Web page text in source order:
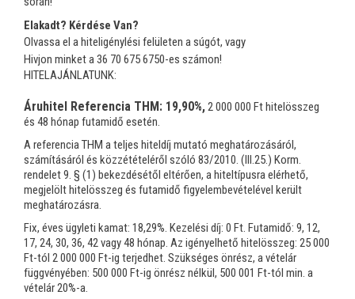
Elakadt? Kérdése Van?
Olvassa el a hiteligénylési felületen a súgót, vagy
Hivjon minket a36 70 675 6750-es számon!
HITELAJÁNLATUNK:
Áruhitel Referencia THM: 19,90%,2 000 000 Ft hitelösszeg
és 48 hónap futamidő esetén.
A referencia THM a teljes hiteldíj mutató meghatározásáról,
számításáról és közzétételéről szóló 83/2010. (lll.25.) Korm.
rendelet 9. § (1) bekezdésétől eltérően, a hiteltípusra elérhető,
megjelölt hitelösszeg és futamidő figyelembevételével került
meghatározásra.
Fix, éves ügyleti kamat: 18,29%. Kezelési díj: 0 Ft. Futamidő: 9, 12,
17, 24, 30, 36, 42 vagy 48 hónap. Az igényelhető hitelösszeg: 25 000
Ft-tól 2 000 000 Ft-ig terjedhet. Szükséges önrész, a vételár
függvényében: 500 000 Ft-ig önrész nélkül, 500 001 Ft-tól min. a
vételár 20%-a.